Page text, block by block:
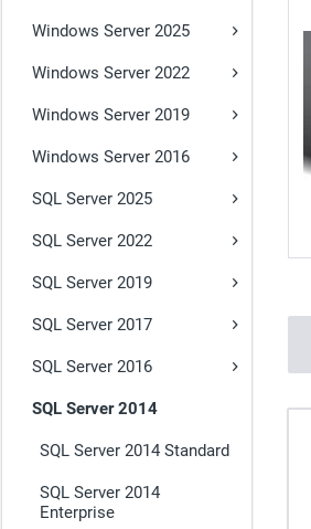
Windows Server 2025
Windows Server 2022
Windows Server 2019
Windows Server 2016
SQL Server 2025
SQL Server 2022
SQL Server 2019
SQL Server 2017
SQL Server 2016
SQL Server 2014
SQL Server 2014 Standard
SQL Server 2014
Enterprise